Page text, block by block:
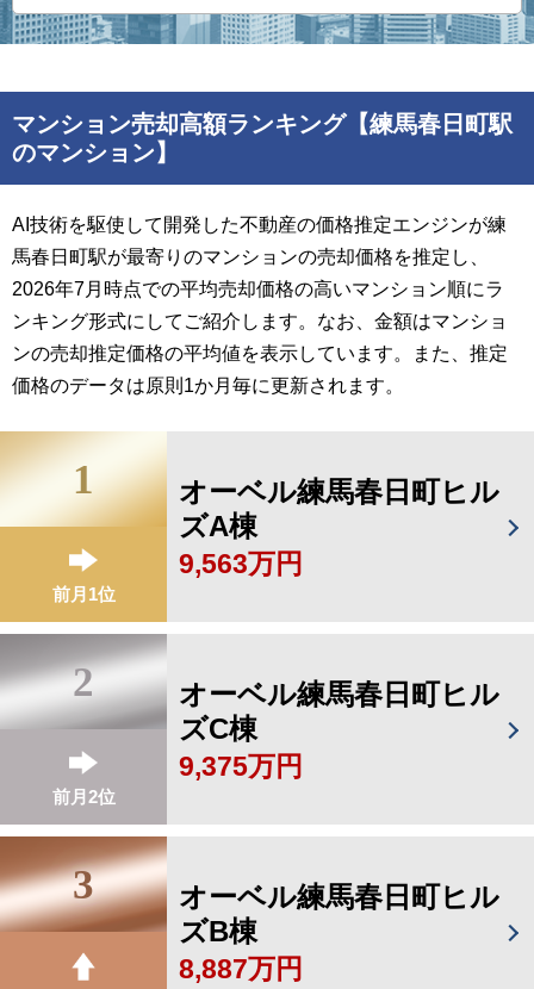
マンション売却高額ランキング【練馬春日町駅
のマンション】
AI技術を駆使して開発した不動産の価格推定エンジンが練
馬春日町駅が最寄りのマンションの売却価格を推定し、
2026年7月時点での平均売却価格の高いマンション順にラ
ンキング形式にしてご紹介します。なお、金額はマンショ
ンの売却推定価格の平均値を表示しています。また、推定
価格のデータは原則1か月毎に更新されます。
1
前月1位
オーベル練馬春日町ヒル
ズA棟
9,563万円
2
前月2位
オーベル練馬春日町ヒル
ズC棟
9,375万円
3
オーベル練馬春日町ヒル
ズB棟
8,887万円